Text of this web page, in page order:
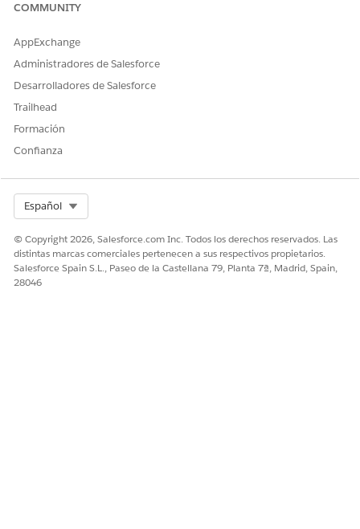
COMMUNITY
AppExchange
Administradores de Salesforce
Desarrolladores de Salesforce
Trailhead
Formación
Confianza
Español
© Copyright 2026, Salesforce.com Inc. Todos los derechos reservados. Las
distintas marcas comerciales pertenecen a sus respectivos propietarios.
Salesforce Spain S.L., Paseo de la Castellana 79, Planta 7ª, Madrid, Spain,
28046